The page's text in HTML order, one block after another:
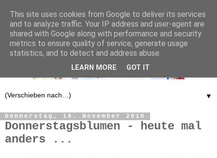
▼
Donnerstag, 18. November 2010
Donnerstagsblumen - heute mal
anders ...
This site uses cookies from Google to deliver its services
and to analyze traffic. Your IP address and user-agent are
shared with Google along with performance and security
metrics to ensure quality of service, generate usage
statistics, and to detect and address abuse.
LEARN MORE GOT IT